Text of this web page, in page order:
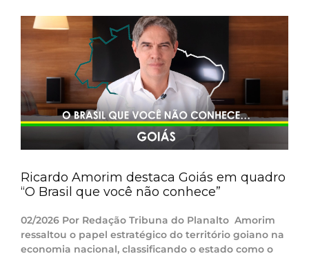
Ricardo Amorim destaca Goiás em quadro
“O Brasil que você não conhece”
02/2026 Por Redação Tribuna do Planalto Amorim
ressaltou o papel estratégico do território goiano na
economia nacional, classificando o estado como o